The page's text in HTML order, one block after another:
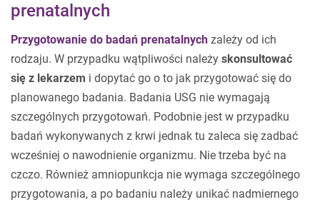
prenatalnych
Przygotowanie do badań prenatalnych zależy od ich
rodzaju. W przypadku wątpliwości należy skonsultować
się z lekarzem i dopytać go o to jak przygotować się do
planowanego badania. Badania USG nie wymagają
szczególnych przygotowań. Podobnie jest w przypadku
badań wykonywanych z krwi jednak tu zaleca się zadbać
wcześniej o nawodnienie organizmu. Nie trzeba być na
czczo. Również amniopunkcja nie wymaga szczególnego
przygotowania, a po badaniu należy unikać nadmiernego